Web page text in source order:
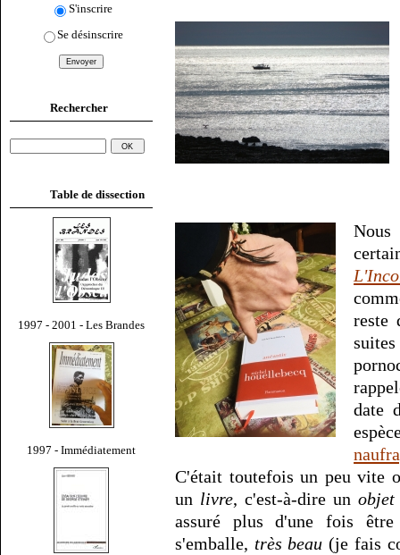
S'inscrire
Se désinscrire
Rechercher
Table de dissection
1997 - 2001 - Les Brandes
1997 - Immédiatement
reste
date
C'était toutefois un peu vite
un livre, c'est-à-dire unobjet
assuré plus d'une fois
s'emballe, très beau (je fais